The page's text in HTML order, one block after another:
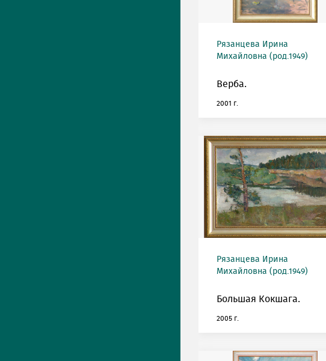
Рязанцева Ирина
Михайловна (род.1949)
Верба.
2001 г.
Рязанцева Ирина
Михайловна (род.1949)
Большая Кокшага.
2005 г.